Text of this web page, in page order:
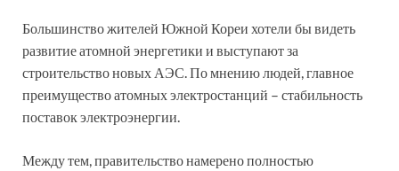
Большинство жителей Южной Кореи хотели бы видеть
развитие атомной энергетики и выступают за
строительство новых АЭС. По мнению людей, главное
преимущество атомных электростанций – стабильность
поставок электроэнергии.
Между тем, правительство намерено полностью